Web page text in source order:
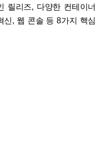
릴리즈, 다양한 컨테이너
신, 웹 콘솔 등 8가지 핵심